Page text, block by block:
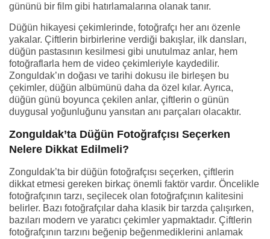
gününü bir film gibi hatırlamalarına olanak tanır.
Düğün hikayesi çekimlerinde, fotoğrafçı her anı özenle
yakalar. Çiftlerin birbirlerine verdiği bakışlar, ilk dansları,
düğün pastasının kesilmesi gibi unutulmaz anlar, hem
fotoğraflarla hem de video çekimleriyle kaydedilir.
Zonguldak’ın doğası ve tarihi dokusu ile birleşen bu
çekimler, düğün albümünü daha da özel kılar. Ayrıca,
düğün günü boyunca çekilen anlar, çiftlerin o günün
duygusal yoğunluğunu yansıtan anı parçaları olacaktır.
Zonguldak’ta Düğün Fotoğrafçısı Seçerken
Nelere Dikkat Edilmeli?
Zonguldak’ta bir düğün fotoğrafçısı seçerken, çiftlerin
dikkat etmesi gereken birkaç önemli faktör vardır. Öncelikle
fotoğrafçının tarzı, seçilecek olan fotoğrafçının kalitesini
belirler. Bazı fotoğrafçılar daha klasik bir tarzda çalışırken,
bazıları modern ve yaratıcı çekimler yapmaktadır. Çiftlerin
fotoğrafçının tarzını beğenip beğenmediklerini anlamak